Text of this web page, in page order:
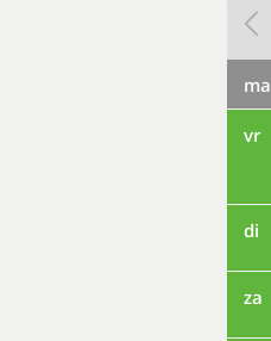
ma
vr
di
za